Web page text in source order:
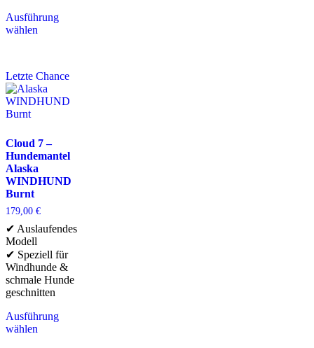
Ausführung
wählen
Letzte Chance
Cloud 7 –
Hundemantel
Alaska
WINDHUND
Burnt
179,00 €
✔ Auslaufendes
Modell
✔ Speziell für
Windhunde &
schmale Hunde
geschnitten
Ausführung
wählen